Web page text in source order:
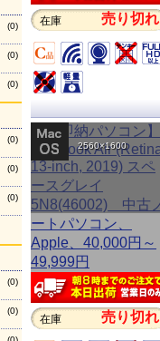
(0)
(0)
(0)
(0)
(0)
(0)
(0)
(0)
在庫 売り切れ
2560×1600
在庫 売り切れ